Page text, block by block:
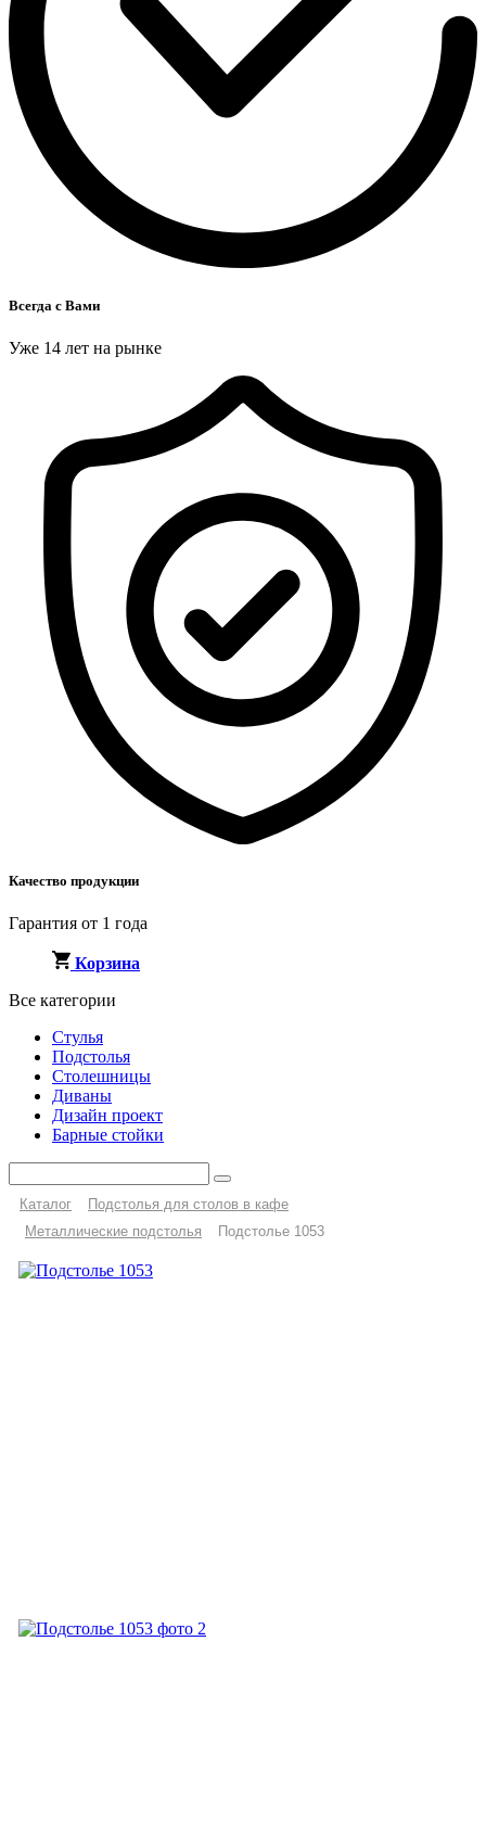
Всегда с Вами
Уже 14 лет на рынке
Качество продукции
Гарантия от 1 года
Корзина
Все категории
Стулья
Подстолья
Столешницы
Диваны
Дизайн проект
Барные стойки
Каталог
Подстолья для столов в кафе
Металлические подстолья
Подстолье 1053